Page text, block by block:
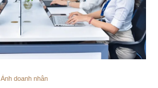
Ảnh doanh nhân